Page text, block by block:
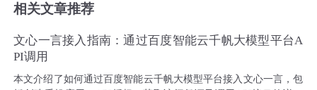
相关文章推荐
文心一言接入指南：通过百度智能云千帆大模型平台A
PI调用
本文介绍了如何通过百度智能云千帆大模型平台接入文心一言，包